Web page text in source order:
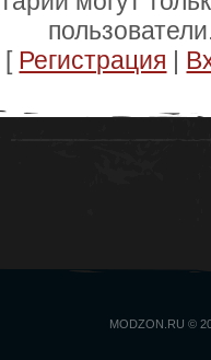
[ Регистрация |
MODZON.RU ©